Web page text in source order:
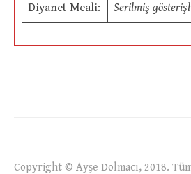
Diyanet Meali: Serilmiş
Copyright © Ayşe Dolmacı, 2018.